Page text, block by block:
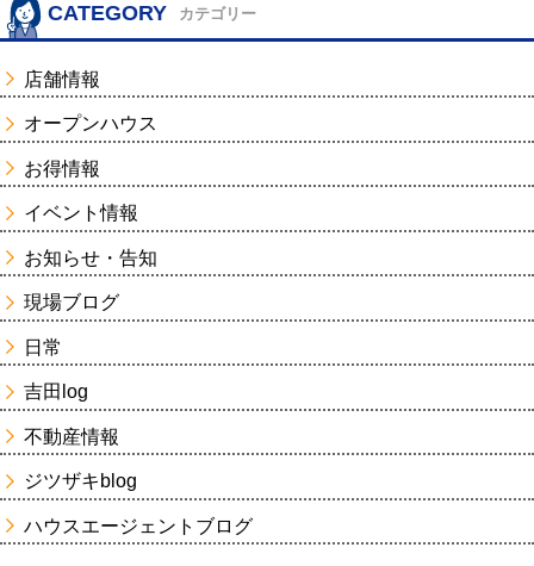
CATEGORY カテゴリー
店舗情報
オープンハウス
お得情報
イベント情報
お知らせ・告知
現場ブログ
日常
吉田log
不動産情報
ジツザキblog
ハウスエージェントブログ